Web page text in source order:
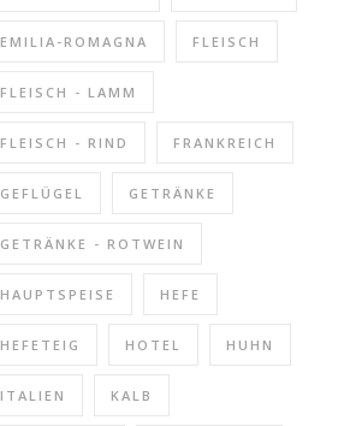
EMILIA-ROMAGNA FLEISCH
FLEISCH - LAMM
FLEISCH - RIND FRANKREICH
GEFLÜGEL GETRÄNKE
GETRÄNKE - ROTWEIN
HAUPTSPEISE HEFE
HEFETEIG HOTEL HUHN
ITALIEN KALB